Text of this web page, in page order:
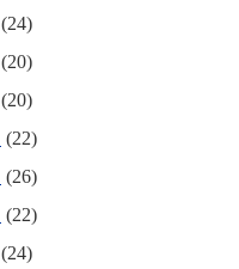
(24)
(20)
(20)
(22)
(26)
(22)
(24)